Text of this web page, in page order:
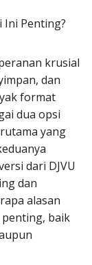
Ini Penting?
krusial
dan
format
dua opsi
yang
dari DJVU
dan
alasan
baik